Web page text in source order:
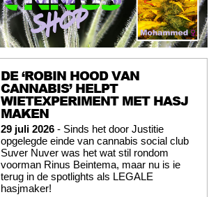
DE ‘ROBIN HOOD VAN
CANNABIS’ HELPT
WIETEXPERIMENT MET HASJ
MAKEN
29 juli 2026 - Sinds het door Justitie
opgelegde einde van cannabis social club
Suver Nuver was het wat stil rondom
voorman Rinus Beintema, maar nu is ie
terug in de spotlights als LEGALE
hasjmaker!